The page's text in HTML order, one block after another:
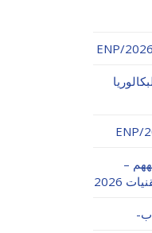
–
2026